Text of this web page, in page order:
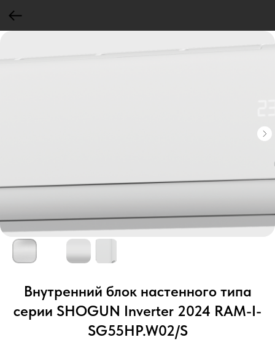
Внутренний блок настенного типа
серии SHOGUN Inverter 2024 RAM-I-
SG55HP.W02/S